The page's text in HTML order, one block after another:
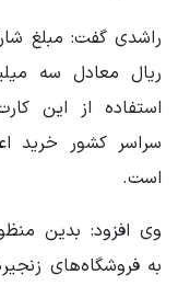
ریال معادل سه
استفاده از این
سراسر کشور خرید
است.
وی افزود: بدین
به فروشگاه‌های